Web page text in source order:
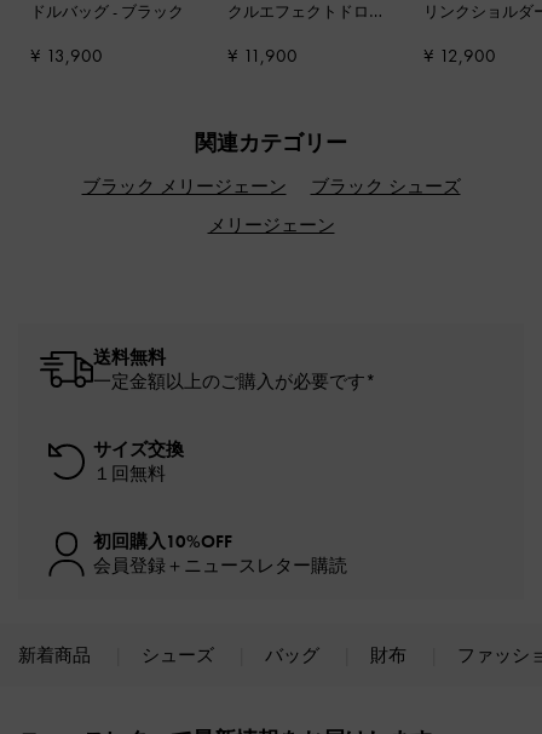
ドルバッグ- ブラック
¥ 13,900
クルエフェクトドロウ
ドルバッグ
¥ 11,900
リンクショルダ
¥ 12,900
関連カテゴリー
ブラック メリージェーン
ブラック シューズ
メリージェーン
送料無料
一定金額以上のご購入が必要です*
サイズ交換
１回無料
初回購入10%OFF
会員登録＋ニュースレター購読
新着商品 シューズ バッグ 財布 ファッシ